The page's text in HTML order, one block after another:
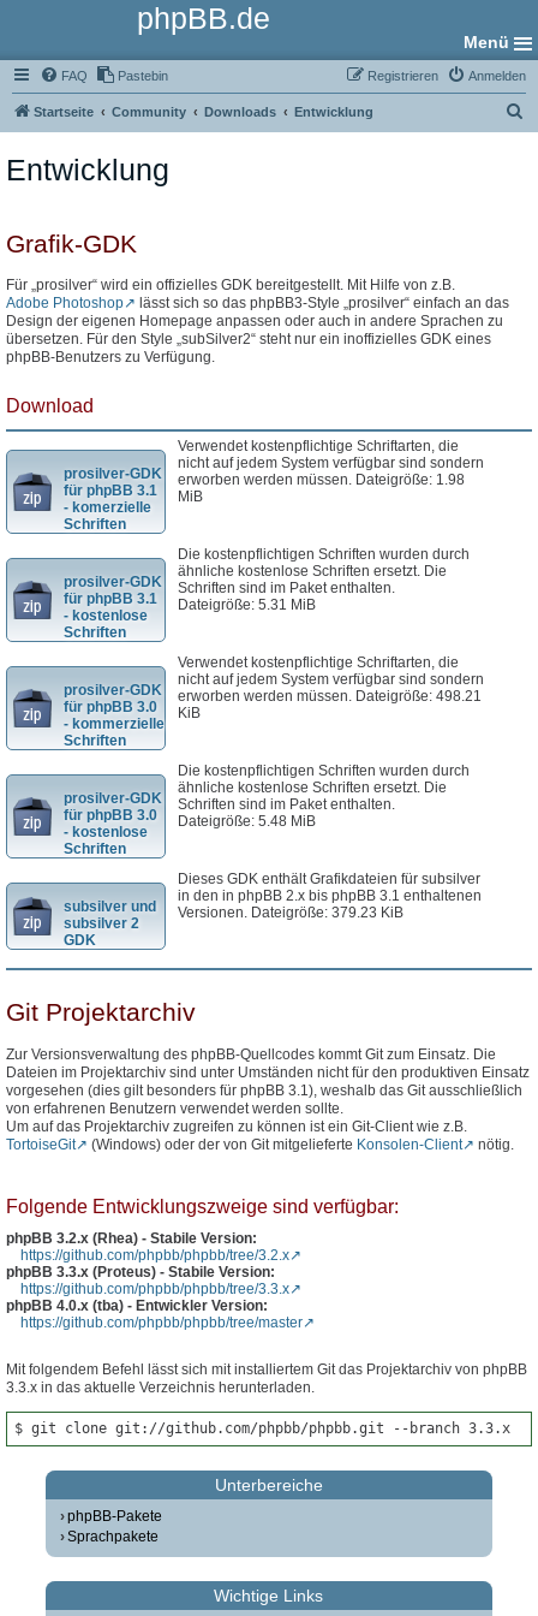
phpBB.de
Menü
FAQ Pastebin Anmelden
Registrieren
Startseite Community Downloads Entwicklung
Entwicklung
Grafik-GDK
Für „prosilver“ wird ein offizielles GDK bereitgestellt. Mit Hilfe von z.B.
Adobe Photoshop
lässt sich so das phpBB3-Style „prosilver“ einfach an das
Design der eigenen Homepage anpassen oder auch in andere Sprachen zu
übersetzen. Für den Style „subSilver2“ steht nur ein inoffizielles GDK eines
phpBB-Benutzers zu Verfügung.
Download
prosilver-GDK
für phpBB 3.1
- komerzielle
Schriften
Verwendet kostenpflichtige Schriftarten, die
nicht auf jedem System verfügbar sind sondern
erworben werden müssen. Dateigröße: 1.98
MiB
prosilver-GDK
für phpBB 3.1
- kostenlose
Schriften
Die kostenpflichtigen Schriften wurden durch
ähnliche kostenlose Schriften ersetzt. Die
Schriften sind im Paket enthalten.
Dateigröße: 5.31 MiB
prosilver-GDK
für phpBB 3.0
- kommerzielle
Schriften
Verwendet kostenpflichtige Schriftarten, die
nicht auf jedem System verfügbar sind sondern
erworben werden müssen. Dateigröße: 498.21
KiB
prosilver-GDK
für phpBB 3.0
- kostenlose
Schriften
Die kostenpflichtigen Schriften wurden durch
ähnliche kostenlose Schriften ersetzt. Die
Schriften sind im Paket enthalten.
Dateigröße: 5.48 MiB
subsilver und
subsilver 2
GDK
Dieses GDK enthält Grafikdateien für subsilver
in den in phpBB 2.x bis phpBB 3.1 enthaltenen
Versionen. Dateigröße: 379.23 KiB
Git Projektarchiv
Zur Versionsverwaltung des phpBB-Quellcodes kommt Git zum Einsatz. Die
Dateien im Projektarchiv sind unter Umständen nicht für den produktiven Einsatz
vorgesehen (dies gilt besonders für phpBB 3.1), weshalb das Git ausschließlich
von erfahrenen Benutzern verwendet werden sollte.
Um auf das Projektarchiv zugreifen zu können ist ein Git-Client wie z.B.
TortoiseGit
(Windows) oder der von Git mitgelieferte Konsolen-Client nötig.
Folgende Entwicklungszweige sind verfügbar:
phpBB 3.2.x (Rhea) - Stabile Version:
https://github.com/phpbb/phpbb/tree/3.2.x
phpBB 3.3.x (Proteus) - Stabile Version:
https://github.com/phpbb/phpbb/tree/3.3.x
phpBB 4.0.x (tba) - Entwickler Version:
https://github.com/phpbb/phpbb/tree/master
Mit folgendem Befehl lässt sich mit installiertem Git das Projektarchiv von phpBB
3.3.x in das aktuelle Verzeichnis herunterladen.
$ git clone git://github.com/phpbb/phpbb.git --branch 3.3.x
Unterbereiche
phpBB-Pakete
Sprachpakete
Wichtige Links